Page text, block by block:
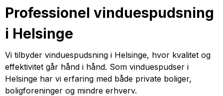
Professionel vinduespudsning
i Helsinge
Vi tilbyder vinduespudsning i Helsinge, hvor kvalitet og
effektivitet går hånd i hånd. Som vinduespudser i
Helsinge har vi erfaring med både private boliger,
boligforeninger og mindre erhverv.